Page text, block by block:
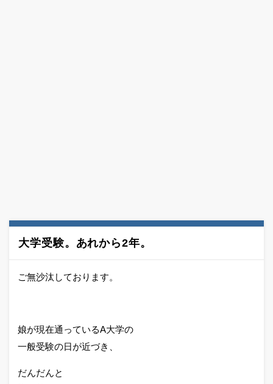
大学受験。あれから2年。
ご無沙汰しております。
娘が現在通っているA大学の
一般受験の日が近づき、
だんだんと